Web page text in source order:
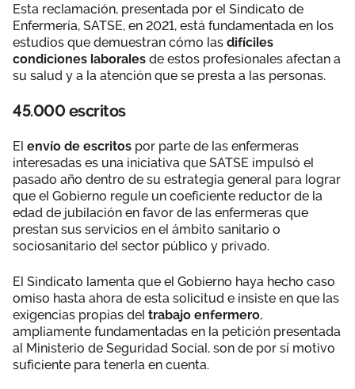
Esta reclamación, presentada por el Sindicato de
Enfermería, SATSE, en 2021, está fundamentada en los
estudios que demuestran cómo las difíciles
condiciones laborales de estos profesionales afectan a
su salud y a la atención que se presta a las personas.
45.000 escritos
El envío de escritos por parte de las enfermeras
interesadas es una iniciativa que SATSE impulsó el
pasado año dentro de su estrategia general para lograr
que el Gobierno regule un coeficiente reductor de la
edad de jubilación en favor de las enfermeras que
prestan sus servicios en el ámbito sanitario o
sociosanitario del sector público y privado.
El Sindicato lamenta que el Gobierno haya hecho caso
omiso hasta ahora de esta solicitud e insiste en que las
exigencias propias del trabajo enfermero,
ampliamente fundamentadas en la petición presentada
al Ministerio de Seguridad Social, son de por sí motivo
suficiente para tenerla en cuenta.